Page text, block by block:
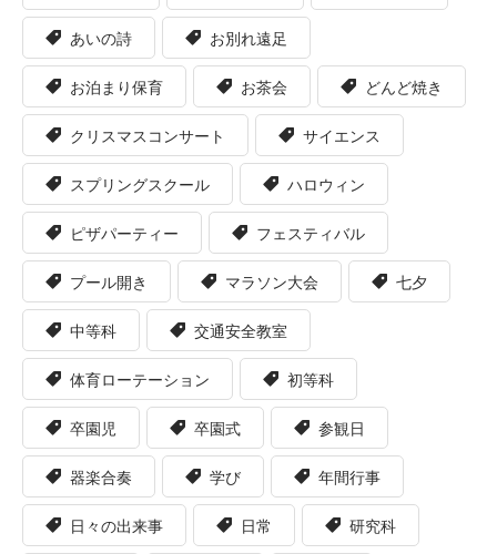
あいの詩 お別れ遠足
お泊まり保育 お茶会 どんど焼き
クリスマスコンサート サイエンス
スプリングスクール ハロウィン
ピザパーティー フェスティバル
プール開き マラソン大会 七夕
中等科 交通安全教室
体育ローテーション 初等科
卒園児 卒園式 参観日
器楽合奏 学び 年間行事
日々の出来事 日常 研究科